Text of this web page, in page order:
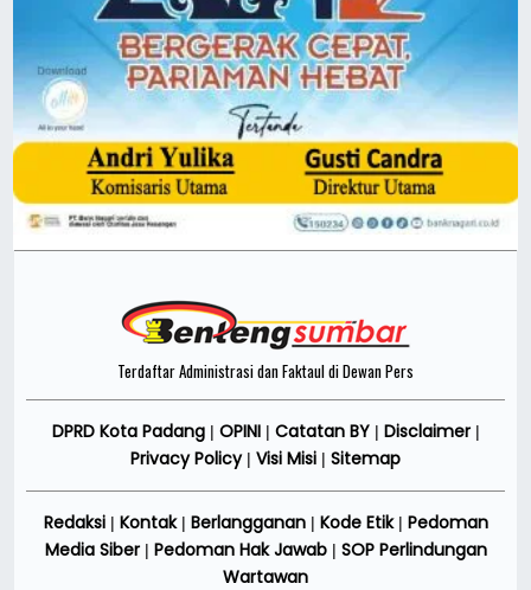
Terdaftar Administrasi dan Faktaul di Dewan Pers
DPRD Kota Padang| OPINI| Catatan BY| Disclaimer|
Privacy Policy| Visi Misi | Sitemap
Redaksi| Kontak| Berlangganan| Kode Etik| Pedoman
Media Siber| Pedoman Hak Jawab| SOP Perlindungan
Wartawan